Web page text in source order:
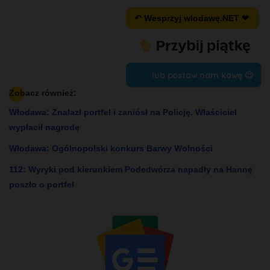
↶ Wesprzyj wlodawę.NET ❤
lub postaw nam kawę 😍
Zobacz również:
Włodawa: Znalazł portfel i zaniósł na Policję. Właściciel
wypłacił nagrodę
Włodawa: Ogólnopolski konkurs Barwy Wolności
112: Wyryki pod kierunkiem Podedwórza napadły na Hannę
poszło o portfel